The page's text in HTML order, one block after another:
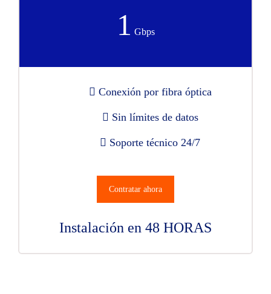
1 Gbps
Conexión por fibra óptica
Sin límites de datos
Soporte técnico 24/7
Contratar ahora
Instalación en 48 HORAS